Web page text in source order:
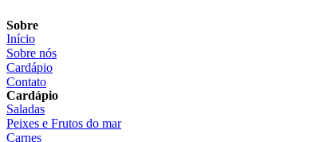
Sobre
Início
Sobre nós
Cardápio
Contato
Cardápio
Saladas
Peixes e Frutos do mar
Carnes